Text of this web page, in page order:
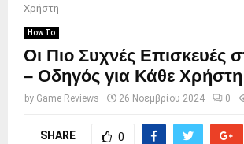
Χρήστη
How To
Οι Πιο Συχνές Επισκευές
– Οδηγός για Κάθε Χρήστη
by Game Reviews 26 Νοεμβρίου 2024 0
SHARE 0